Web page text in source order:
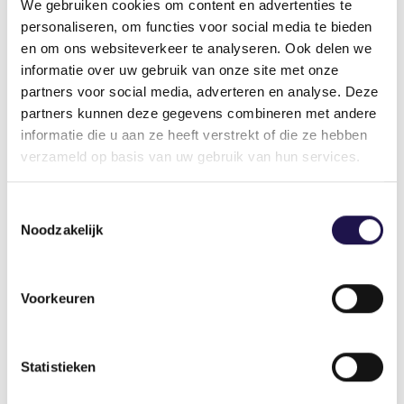
We gebruiken cookies om content en advertenties te
personaliseren, om functies voor social media te bieden
en om ons websiteverkeer te analyseren. Ook delen we
informatie over uw gebruik van onze site met onze
partners voor social media, adverteren en analyse. Deze
partners kunnen deze gegevens combineren met andere
informatie die u aan ze heeft verstrekt of die ze hebben
verzameld op basis van uw gebruik van hun services.
Noodzakelijk
Voorkeuren
Statistieken
wordt ons geen keuze gelaten. We moeten wel.
Het is eenvoudig, wil je het huisvestingsprobleem
oplossen, dan moet je bouwen, bouwen en nog
eens bouwen. Want er is voor Nederlanders al
een woningtekort, dus laat staan voor
arbeidsmigranten. In de tussentijd zou het
helpen als gemeenten niet jarenlang doen over
het verlenen van vergunningen. Ook ben ik
sterrencertificatie van migrantenwoningen, net
maximumprijs, waarbij een ster staat voor een
matige woning tegen een lage prijs en vijf sterren
meewerken en maak je als overheid hard voor